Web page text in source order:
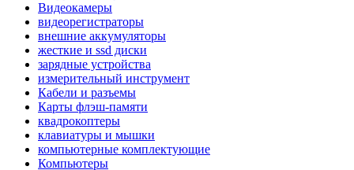
Видеокамеры
видеорегистраторы
внешние аккумуляторы
жесткие и ssd диски
зарядные устройства
измерительный инструмент
Кабели и разъемы
Карты флэш-памяти
квадрокоптеры
клавиатуры и мышки
компьютерные комплектующие
Компьютеры